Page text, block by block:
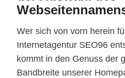
Wer sich von vorn herein
Internetagentur SEO96
kommt in den Genuss der
Bandbreite unserer